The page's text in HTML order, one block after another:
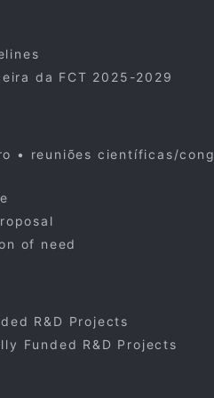
da FCT 2025-2029
• reuniões científicas/
of need
R&D Projects
Funded R&D Projects